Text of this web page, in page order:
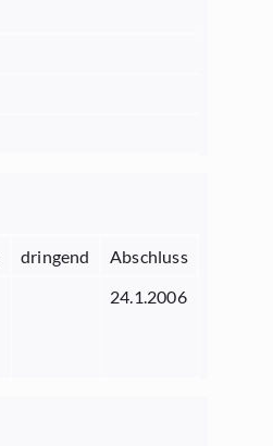
dringend
Abschluss
24.1.2006